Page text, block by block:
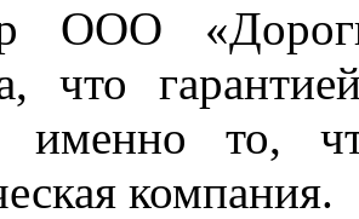
ООО
что
именно то,
компания.